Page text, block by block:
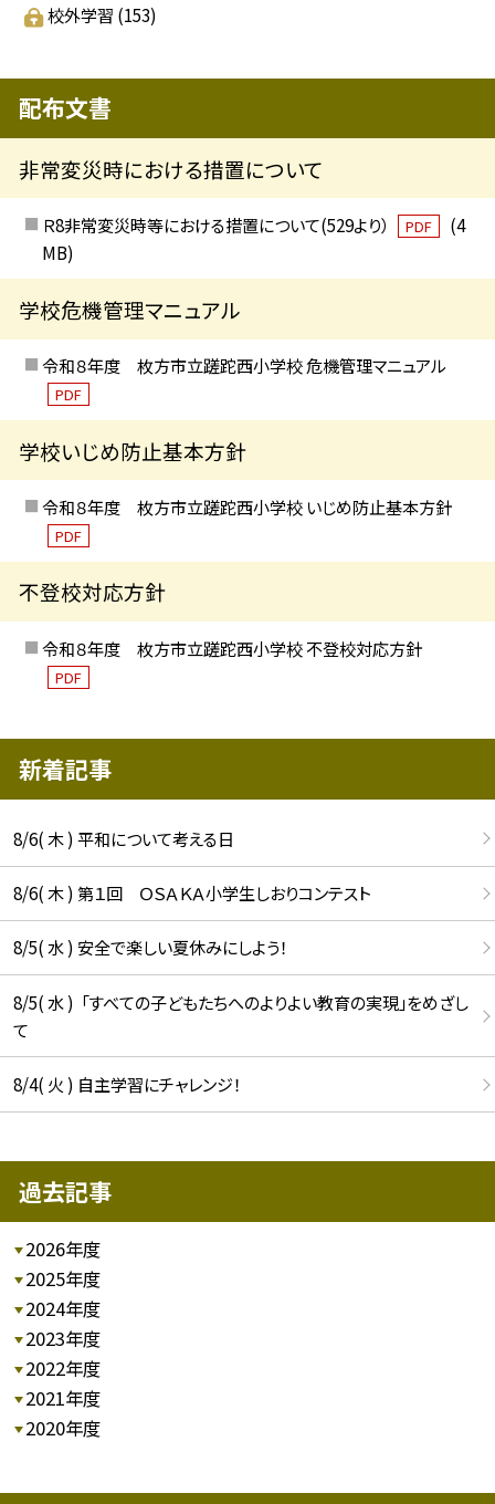
校外学習 (153)
配布文書
非常変災時における措置について
Ｒ8非常変災時等における措置について(529より） PDF
(4
MB)
学校危機管理マニュアル
令和８年度 枚方市立蹉跎西小学校 危機管理マニュアル
PDF
学校いじめ防止基本方針
令和８年度 枚方市立蹉跎西小学校 いじめ防止基本方針
PDF
不登校対応方針
令和８年度 枚方市立蹉跎西小学校 不登校対応方針
PDF
新着記事
8/6( 木 ) 平和について考える日
8/6( 木 ) 第１回 ＯＳＡＫＡ小学生しおりコンテスト
8/5( 水 ) 安全で楽しい夏休みにしよう！
8/5( 水 ) 「すべての子どもたちへのよりよい教育の実現」をめざし
て
8/4( 火 ) 自主学習にチャレンジ！
過去記事
2026年度
2025年度
2024年度
2023年度
2022年度
2021年度
2020年度